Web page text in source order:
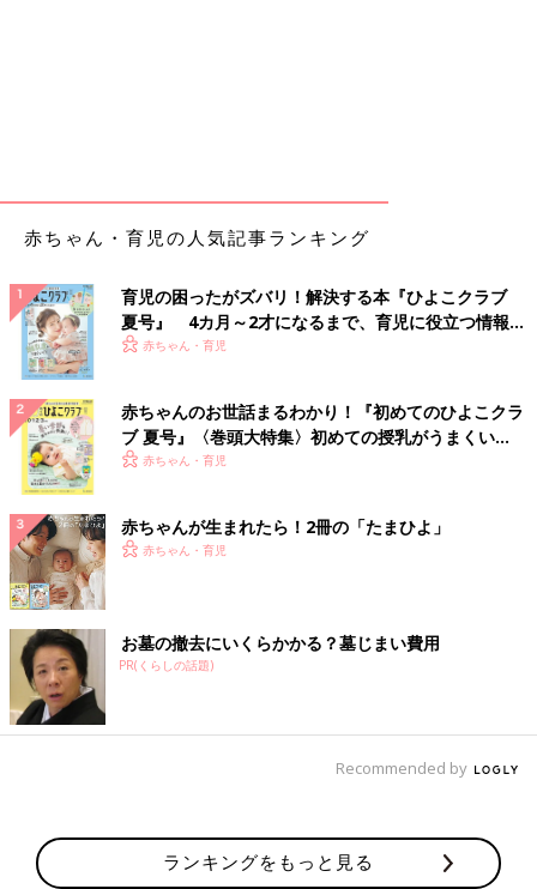
赤ちゃん・育児の人気記事ランキング
育児の困ったがズバリ！解決する本『ひよこクラブ
夏号』 4カ月～2才になるまで、育児に役立つ情報が
いっぱい！
赤ちゃん・育児
赤ちゃんのお世話まるわかり！『初めてのひよこクラ
ブ 夏号』〈巻頭大特集〉初めての授乳がうまくい
く！ おっぱい・ミルクの基本と夏のトラブル 解決テ
赤ちゃん・育児
赤ちゃんが生まれたら！2冊の「たまひよ」
赤ちゃん・育児
お墓の撤去にいくらかかる？墓じまい費用
PR(くらしの話題)
Recommended by
ランキングをもっと見る